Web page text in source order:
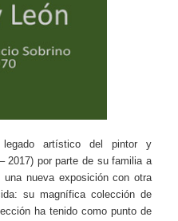
artístico del pintor y
2017) por parte de su familia a
nueva exposición con otra
su magnífica colección de
ha tenido como punto de